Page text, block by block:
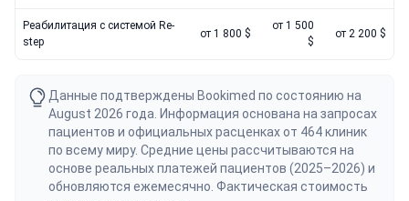
Реабилитация с системой Re-
step
от 1 800 $
от 1 500
$
от 2 200 $
Данные подтверждены Bookimed по состоянию на
August 2026 года. Информация основана на запросах
пациентов и официальных расценках от 464 клиник
по всему миру. Средние цены рассчитываются на
основе реальных платежей пациентов (2025–2026) и
обновляются ежемесячно. Фактическая стоимость